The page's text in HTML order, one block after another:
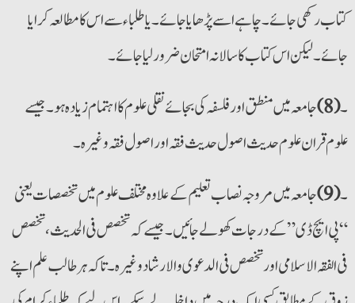
کتاب رکھی جائے۔ چاہے اسے پڑھایا جائے۔ یا طلباء سے اس کا مطالعہ کرایا
جائے۔ لیکن اس کتاب کا سالانہ امتحان ضرور لیا جائے۔
۔(8) جامعہ میں منطق اورفلسفہ کی بجائے نقلی علوم کا اہتمام زیادہ ہو۔ جیسے
علوم قران علوم حدیث اصول حدیث فقہ اوراصول فقہ وغیرہ۔
۔(9) جامعہ میں مروجہ نصاب تعلیم کے علاوہ مختلف علوم میں تخصصات یعنی
“پی ایچ ڈی” کے درجات کھولے جائیں۔ جیسے کہ تخصص فی الحدیث، تخصص
فی الفقہ الاسلامی اورتخصص فی الدعوی والارشاد وغیرہ۔ تاکہ ہر طالب علم اپنے